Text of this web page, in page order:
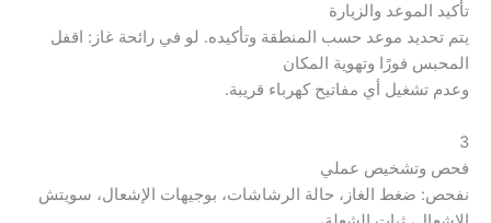
تأكيد الموعد والزيارة
يتم تحديد موعد حسب المنطقة وتأكيده. لو في رائحة غاز: اقفل
المحبس فورًا وتهوية المكان
وعدم تشغيل أي مفاتيح كهرباء قريبة.
3
فحص وتشخيص عملي
نفحص: ضغط الغاز، حالة الرشاشات، بوجيهات الإشعال، سويتش